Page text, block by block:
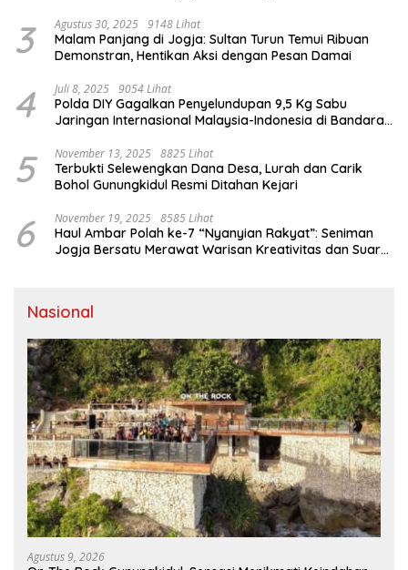
3 Agustus 30, 2025 9148 Lihat
Malam Panjang di Jogja: Sultan Turun Temui Ribuan
Demonstran, Hentikan Aksi dengan Pesan Damai
4 Juli 8, 2025 9054 Lihat
Polda DIY Gagalkan Penyelundupan 9,5 Kg Sabu
Jaringan Internasional Malaysia-Indonesia di Bandara
5 November 13, 2025 8825 Lihat
Terbukti Selewengkan Dana Desa, Lurah dan Carik
Bohol Gunungkidul Resmi Ditahan Kejari
6 November 19, 2025 8585 Lihat
Haul Ambar Polah ke-7 “Nyanyian Rakyat”: Seniman
Jogja Bersatu Merawat Warisan Kreativitas dan Suara
Nasional
Agustus 9, 2026